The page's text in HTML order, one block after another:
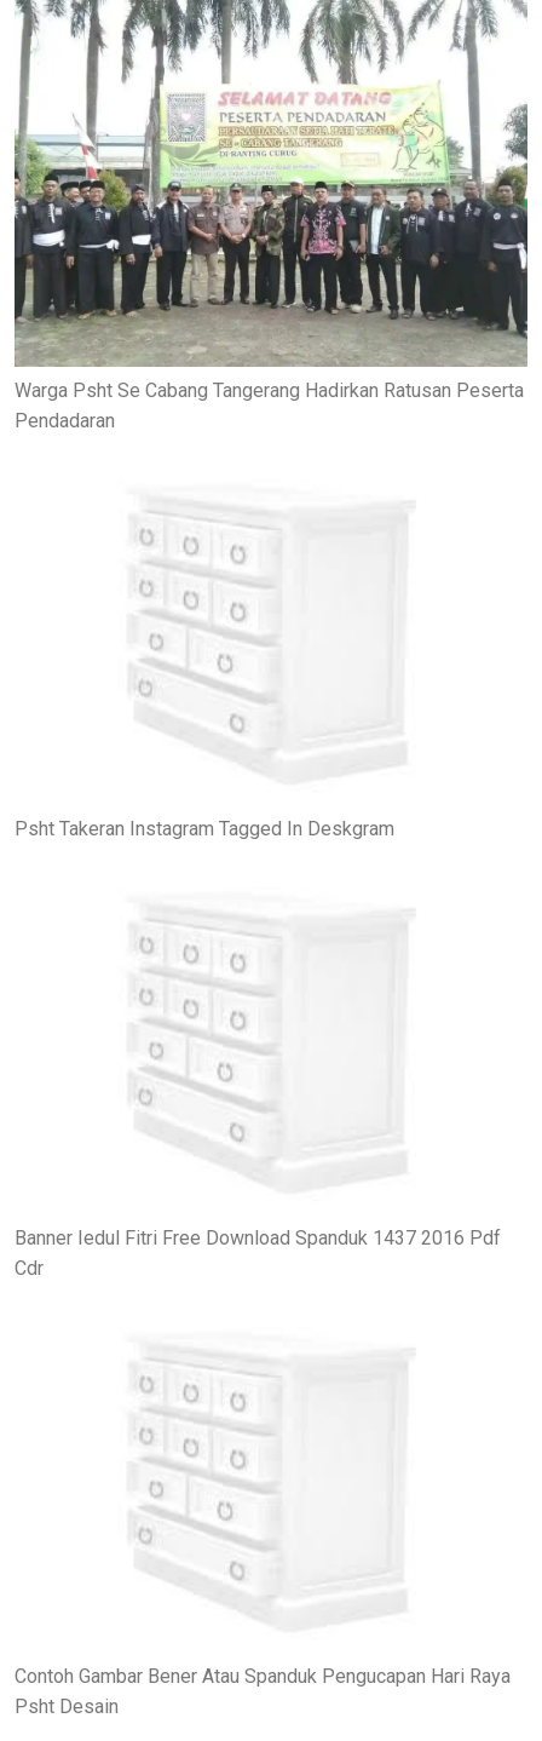
Warga Psht Se Cabang Tangerang Hadirkan Ratusan Peserta
Pendadaran
Psht Takeran Instagram Tagged In Deskgram
Banner Iedul Fitri Free Download Spanduk 1437 2016 Pdf
Cdr
Contoh Gambar Bener Atau Spanduk Pengucapan Hari Raya
Psht Desain